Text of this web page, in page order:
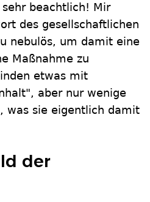
beachtlich! Mir
des gesellschaftlichen
nebulös, um damit eine
Maßnahme zu
etwas mit
aber nur wenige
was sie eigentlich damit
der